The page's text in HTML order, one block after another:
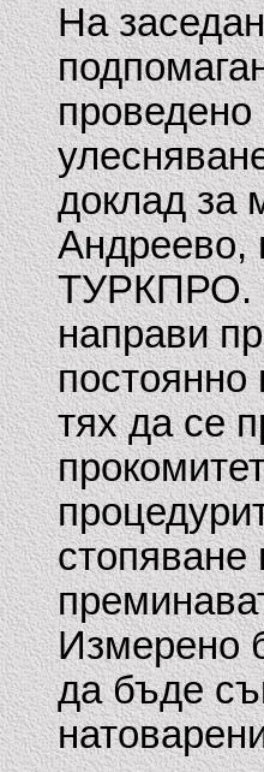
На
проведено
доклад за
Андреево,
ТУРКПРО.
направи
постоянно
тях да се
стопяване
Измерено
да бъде